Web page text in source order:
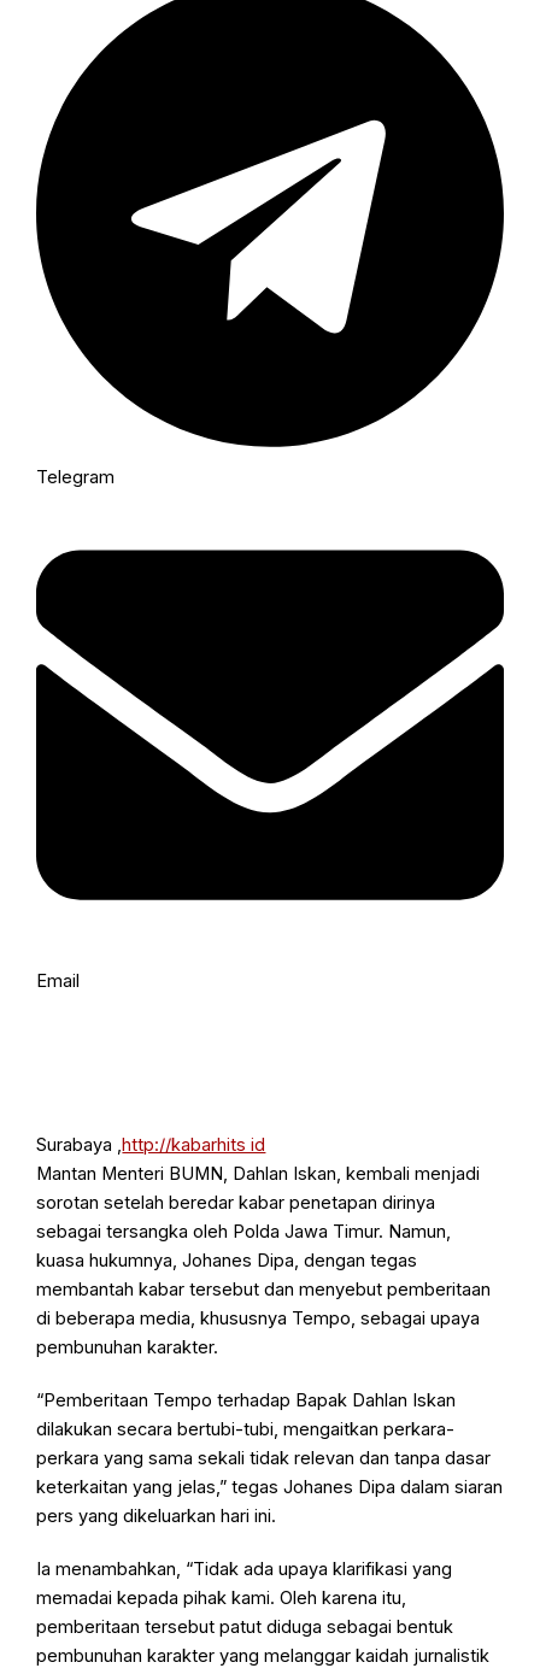
Telegram
Email
Surabaya ,http://kabarhits id
Mantan Menteri BUMN, Dahlan Iskan, kembali menjadi
sorotan setelah beredar kabar penetapan dirinya
sebagai tersangka oleh Polda Jawa Timur. Namun,
kuasa hukumnya, Johanes Dipa, dengan tegas
membantah kabar tersebut dan menyebut pemberitaan
di beberapa media, khususnya Tempo, sebagai upaya
pembunuhan karakter.
“Pemberitaan Tempo terhadap Bapak Dahlan Iskan
dilakukan secara bertubi-tubi, mengaitkan perkara-
perkara yang sama sekali tidak relevan dan tanpa dasar
keterkaitan yang jelas,” tegas Johanes Dipa dalam siaran
pers yang dikeluarkan hari ini.
Ia menambahkan, “Tidak ada upaya klarifikasi yang
memadai kepada pihak kami. Oleh karena itu,
pemberitaan tersebut patut diduga sebagai bentuk
pembunuhan karakter yang melanggar kaidah jurnalistik